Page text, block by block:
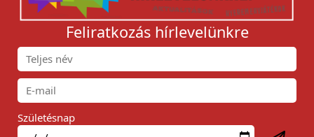
Feliratkozás hírlevelünkre
Születésnap